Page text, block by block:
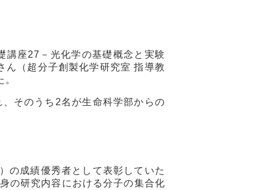
講座27 －光化学の基礎概念と実験
ん（超分子創製化学研究室 指導教
そのうち 2名が生命科学部からの
の成績優秀者として表彰していた
の研究内容における分子の集合化